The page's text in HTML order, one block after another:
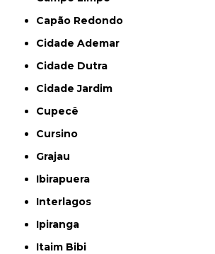
Capão Redondo
Cidade Ademar
Cidade Dutra
Cidade Jardim
Cupecê
Cursino
Grajau
Ibirapuera
Interlagos
Ipiranga
Itaim Bibi